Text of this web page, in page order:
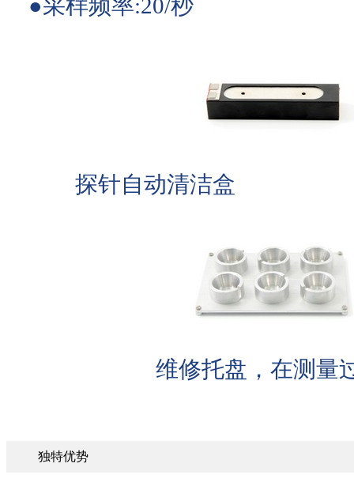
●采样频率:20/秒
探针自动清
维修托盘，在测
独特优势